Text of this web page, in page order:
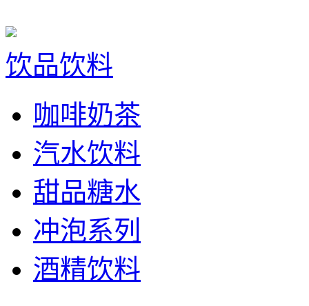
饮品饮料
咖啡奶茶
汽水饮料
甜品糖水
冲泡系列
酒精饮料